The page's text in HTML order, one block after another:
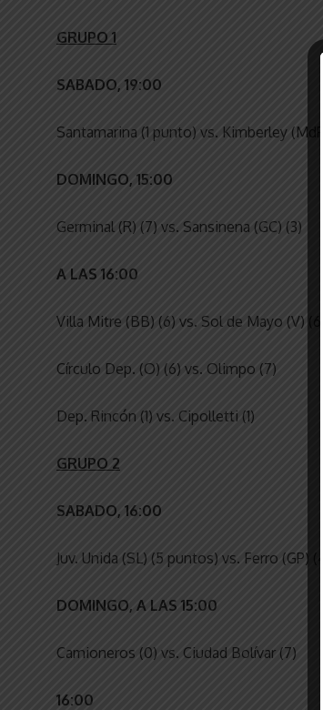
GRUPO 1
SABADO, 19:00
Santamarina (1 punto) vs. Kimberley
DOMINGO, 15:00
Germinal (R) (7) vs. Sansinena (GC) (3)
A LAS 16:00
Villa Mitre (BB) (6) vs. Sol de Mayo
Círculo Dep. (O) (6) vs. Olimpo (7)
Dep. Rincón (1) vs. Cipolletti (1)
GRUPO 2
SABADO, 16:00
Juv. Unida (SL) (5 puntos) vs. Ferro (GP) (4)
DOMINGO, A LAS 15:00
Camioneros (0) vs. Ciudad Bolívar (7)
16:00